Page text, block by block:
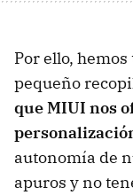
Por ello,
pequeño
que MIUI nos
autonomía de
apuros y no